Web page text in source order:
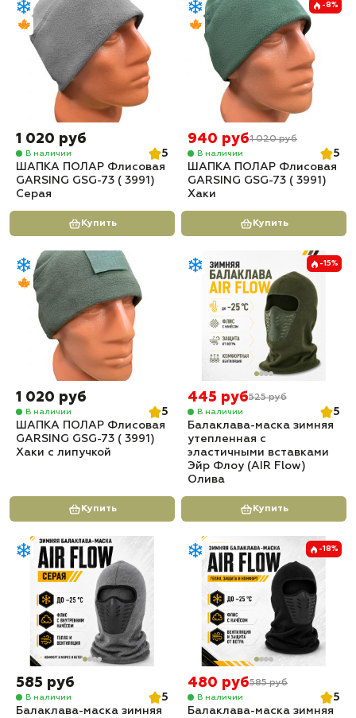
1 020 руб
В наличии
5
ШАПКА ПОЛАР Флисовая
GARSING GSG-73 ( 3991)
Серая
Купить
-8%
940 руб1 020 руб
В наличии
5
ШАПКА ПОЛАР Флисовая
GARSING GSG-73 ( 3991)
Хаки
Купить
1 020 руб
В наличии
5
ШАПКА ПОЛАР Флисовая
GARSING GSG-73 ( 3991)
Хаки с липучкой
Купить
-15%
445 руб525 руб
В наличии
5
Балаклава-маска зимняя
утепленная с
эластичными вставками
Эйр Флоу (AIR Flow)
Олива
Купить
585 руб
В наличии
5
Балаклава-маска зимняя
-18%
480 руб585 руб
В наличии
5
Балаклава-маска зимняя